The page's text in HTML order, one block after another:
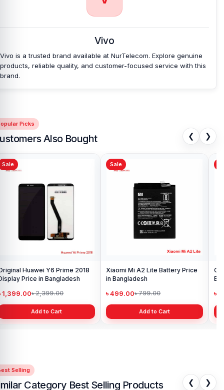
Vivo
Vivo is a trusted brand available at NurTelecom. Explore genuine
products, reliable quality, and customer-focused service with this
brand.
Picks
Also Bought ❮ ❯
Sale
Huawei Y6 Prime 2018
Price in Bangladesh
1,399.00৳ 2,399.00
Add to Cart
Sale
Xiaomi Mi A2 Lite Battery Price
in Bangladesh
৳ 499.00৳ 799.00
Add to Cart
৳
Selling
Category Best Selling Products ❮ ❯